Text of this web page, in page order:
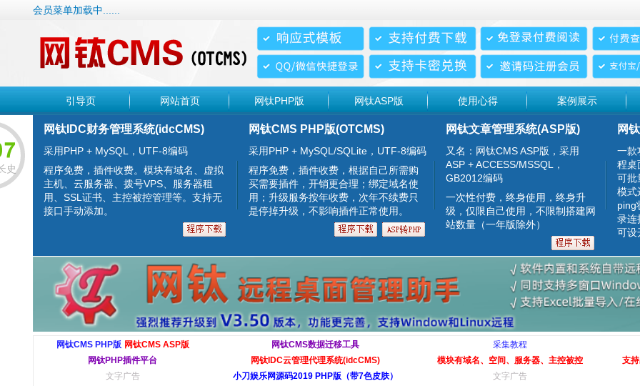
会员菜单加载中......
引导页 网站首页 网钛PHP版 网钛ASP版 使用心得 案例展示
网钛IDC财务管理系统(idcCMS)
采用PHP + MySQL，UTF-8编码
程序免费，插件收费。模块有域名、虚拟
主机、云服务器、拨号VPS、服务器租
用、SSL证书、主控被控管理等。支持无
接口手动添加。
网钛CMS PHP版(OTCMS)
采用PHP + MySQL/SQLite，UTF-8编码
程序免费，插件收费，根据自己所需购
买需要插件，开销更合理；绑定域名使
用；升级服务按年收费，次年不续费只
是停掉升级，不影响插件正常使用。
网钛文章管理系统(ASP版)
又名：网钛CMS ASP版，采用
ASP + ACCESS/MSSQL，
GB2012编码
一次性付费，终身使用，终身升
级，仅限自己使用，不限制搭建网
站数量（一年版除外）
网
一款
程桌
可批
模式
ping
录连
可设
网钛CMS PHP版 网钛CMS ASP版 网钛CMS数据迁移工具
采集教程
网钛PHP插件平台
网钛IDC云管理代理系统(idcCMS) 模块有域名、空间、服务器、主控被控
支
文字广告
小刀娱乐网源码2019 PHP版（带7色皮肤）
文字广告
史